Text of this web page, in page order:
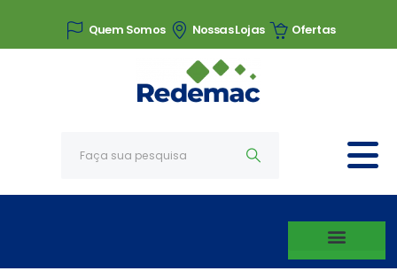
Quem Somos Nossas Lojas Ofertas